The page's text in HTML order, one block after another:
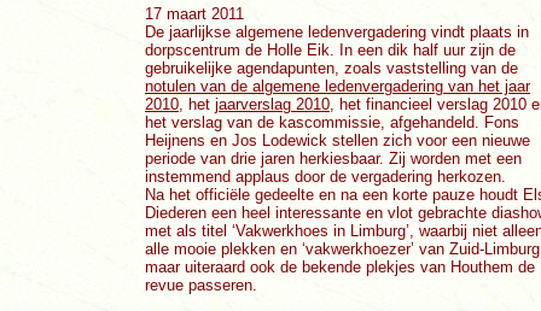
17 maart 2011
De jaarlijkse algemene ledenvergadering vindt plaats in
dorpscentrum de Holle Eik. In een dik half uur zijn de
gebruikelijke agendapunten, zoals vaststelling van de
notulen van de algemene ledenvergadering van het jaar
2010, het jaarverslag 2010, het financieel verslag 2010
het verslag van de kascommissie, afgehandeld. Fons
Heijnens en Jos Lodewick stellen zich voor een nieuwe
periode van drie jaren herkiesbaar. Zij worden met een
instemmend applaus door de vergadering herkozen.
Na het officiële gedeelte en na een korte pauze houdt
Diederen een heel interessante en vlot gebrachte
met als titel ‘Vakwerkhoes in Limburg’, waarbij niet
alle mooie plekken en ‘vakwerkhoezer’ van Zuid-Limburg
maar uiteraard ook de bekende plekjes van Houthem de
revue passeren.